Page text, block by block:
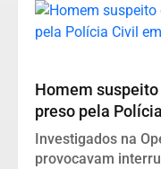
Homem
preso pela
Investigados na
provocavam